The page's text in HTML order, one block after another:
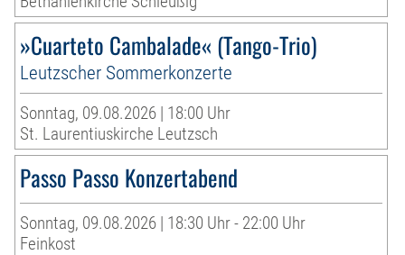
»Cuarteto Cambalade« (Tango-Trio)
Leutzscher Sommerkonzerte
Sonntag, 09.08.2026 | 18:00 Uhr
St. Laurentiuskirche Leutzsch
Passo Passo Konzertabend
Sonntag, 09.08.2026 | 18:30 Uhr - 22:00 Uhr
Feinkost